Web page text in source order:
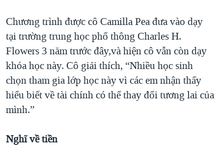
Chương trình được cô Camilla Pea đưa vào dạy
tại trường trung học phổ thông Charles H.
Flowers 3 năm trước đây,và hiện cô vẫn còn dạy
khóa học này. Cô giải thích, “Nhiều học sinh
chọn tham gia lớp học này vì các em nhận thấy
hiểu biết về tài chính có thể thay đổi tương lai của
mình.”
Nghĩ về tiền